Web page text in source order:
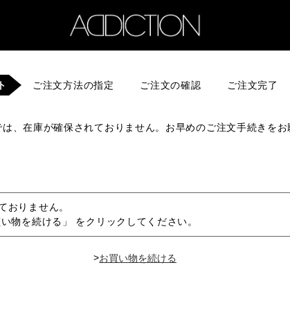
ご注文方法の指定 ご注文の確認 ご注文完了
、在庫が確保されておりません。お早めのご注文手続きをお
おりません。
物を続ける」 をクリックしてください。
>